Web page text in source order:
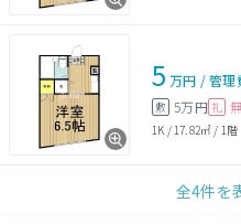
5 万円 /管理
敷 5万円 礼
1K / 17.82㎡ / 1階
全4件を